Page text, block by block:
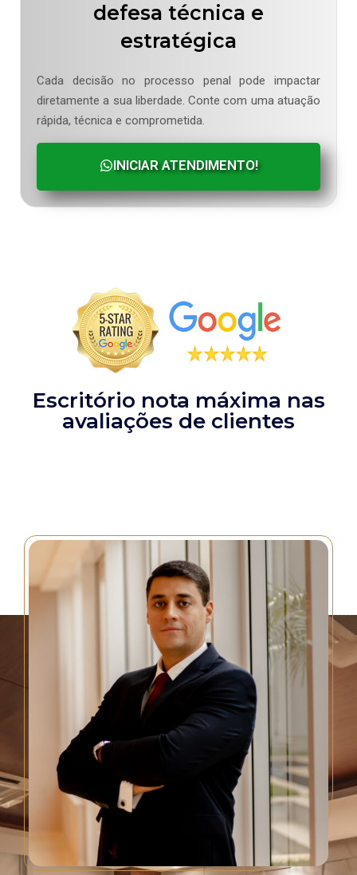
defesa técnica e
estratégica
Cada decisão no processo penal pode impactar
diretamente a sua liberdade. Conte com uma atuação
rápida, técnica e comprometida.
INICIAR ATENDIMENTO!
Escritório nota máxima nas
avaliações de clientes